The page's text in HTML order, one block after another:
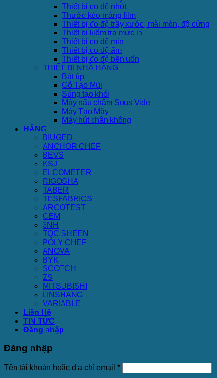
Thiết bị đo độ nhớt
Thước kéo màng film
Thiết bị đo độ trầy xước, mài mòn, độ cứng
Thiết bị kiểm tra mực in
Thiết bị đo độ mịn
Thiết bị đo độ ẩm
Thiết bị đo độ bền uốn
THIẾT BỊ NHÀ HÀNG
Bát úp
Gỗ Tạo Mùi
Súng tạo khói
Máy nấu chậm Sous Vide
Máy Tạo Mây
Máy hút chân không
HÃNG
BIUGED
ANCHOR CHEF
BEVS
KSJ
ELCOMETER
RIGOSHA
TABER
TESFABRICS
ARCOTEST
CEM
3NH
TQC SHEEN
POLY CHEF
ANOVA
BYK
SCOTCH
ZS
MITSUBISHI
LINSHANG
VARIABLE
Liên Hệ
TIN TỨC
Đăng nhập
Đăng nhập
Tên tài khoản hoặc địa chỉ email *